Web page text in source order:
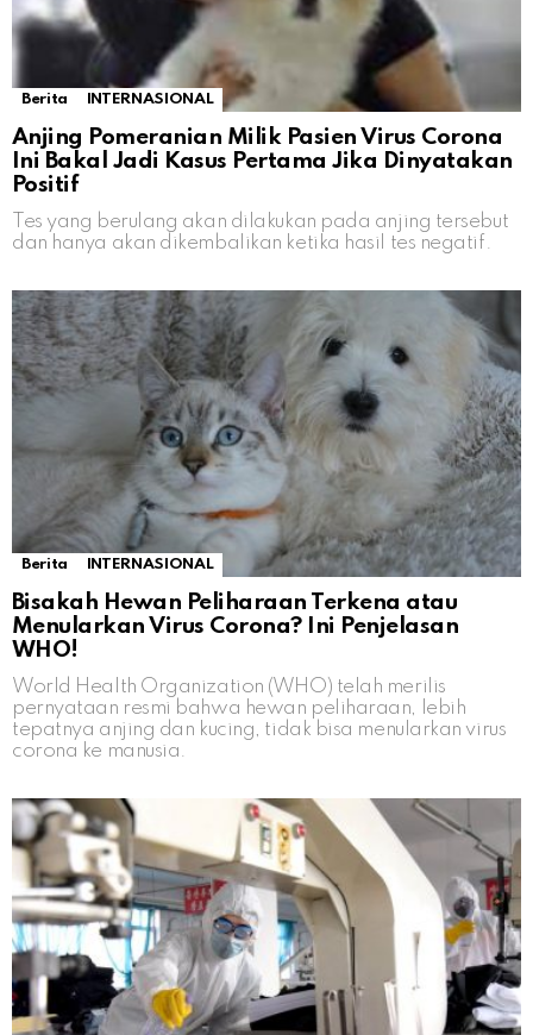
Berita INTERNASIONAL
Anjing Pomeranian Milik Pasien Virus Corona
Ini Bakal Jadi Kasus Pertama Jika Dinyatakan
Positif
Tes yang berulang akan dilakukan pada anjing tersebut
dan hanya akan dikembalikan ketika hasil tes negatif.
Berita INTERNASIONAL
Bisakah Hewan Peliharaan Terkena atau
Menularkan Virus Corona? Ini Penjelasan
WHO!
World Health Organization (WHO) telah merilis
pernyataan resmi bahwa hewan peliharaan, lebih
tepatnya anjing dan kucing, tidak bisa menularkan virus
corona ke manusia.